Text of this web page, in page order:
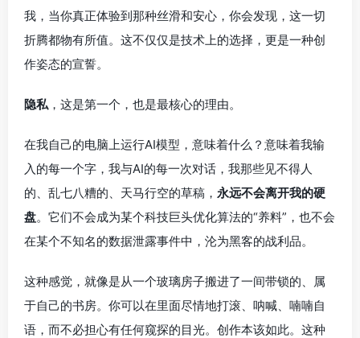
我，当你真正体验到那种丝滑和安心，你会发现，这一切
折腾都物有所值。这不仅仅是技术上的选择，更是一种创
作姿态的宣誓。
隐私 ，这是第一个，也是最核心的理由。
在我自己的电脑上运行AI模型，意味着什么？意味着我输
入的每一个字，我与AI的每一次对话，我那些见不得人
的、乱七八糟的、天马行空的草稿， 永远不会离开我的硬
盘。它们不会成为某个科技巨头优化算法的“养料”，也不会
在某个不知名的数据泄露事件中，沦为黑客的战利品。
这种感觉，就像是从一个玻璃房子搬进了一间带锁的、属
于自己的书房。你可以在里面尽情地打滚、呐喊、喃喃自
语，而不必担心有任何窥探的目光。创作本该如此。这种